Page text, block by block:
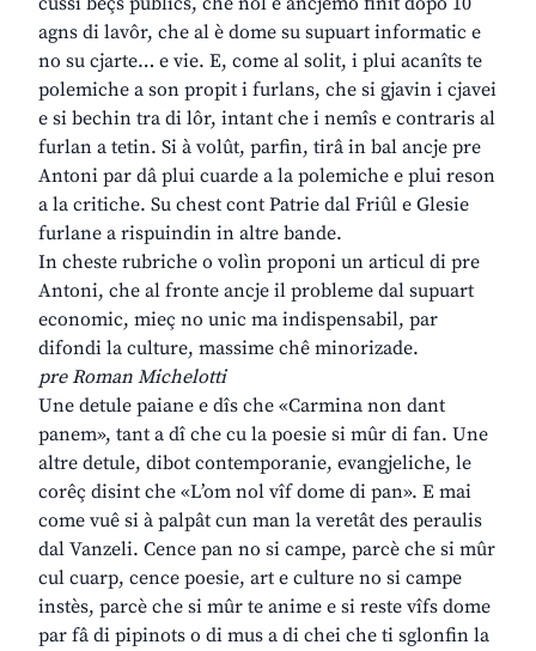
agns di lavôr, che al è dome su supuart informatic e
no su cjarte… e vie. E, come al solit, i plui acanîts te
polemiche a son propit i furlans, che si gjavin i cjavei
e si bechin tra di lôr, intant che i nemîs e contraris al
furlan a tetin. Si à volût, parfin, tirâ in bal ancje pre
Antoni par dâ plui cuarde a la polemiche e plui reson
a la critiche. Su chest cont Patrie dal Friûl e Glesie
furlane a rispuindin in altre bande.
In cheste rubriche o volìn proponi un articul di pre
Antoni, che al fronte ancje il probleme dal supuart
economic, mieç no unic ma indispensabil, par
difondi la culture, massime chê minorizade.
pre Roman Michelotti
Une detule paiane e dîs che «Carmina non dant
panem», tant a dî che cu la poesie si mûr di fan. Une
altre detule, dibot contemporanie, evangjeliche, le
corêç disint che «L’om nol vîf dome di pan». E mai
come vuê si à palpât cun man la veretât des peraulis
dal Vanzeli. Cence pan no si campe, parcè che si mûr
cul cuarp, cence poesie, art e culture no si campe
instès, parcè che si mûr te anime e si reste vîfs dome
par fâ di pipinots o di mus a di chei che ti sglonfin la